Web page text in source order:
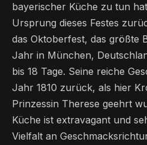
bayerischer Küche zu tun
Ursprung dieses Festes
das Oktoberfest, das größte
Jahr in München,
bis 18 Tage. Seine reiche
Jahr 1810 zurück, als hier
Prinzessin Therese geehrt
Küche ist extravagant und
Vielfalt an